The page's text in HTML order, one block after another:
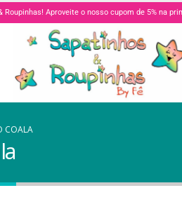
Roupinhas! Aproveite o nosso cupom de 5% na
COALA